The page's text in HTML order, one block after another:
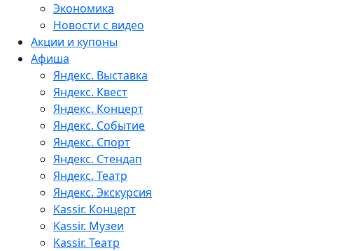
Экономика
Новости с видео
Акции и купоны
Афиша
Яндекс. Выставка
Яндекс. Квест
Яндекс. Концерт
Яндекс. Событие
Яндекс. Спорт
Яндекс. Стендап
Яндекс. Театр
Яндекс. Экскурсия
Kassir. Концерт
Kassir. Музеи
Kassir. Театр